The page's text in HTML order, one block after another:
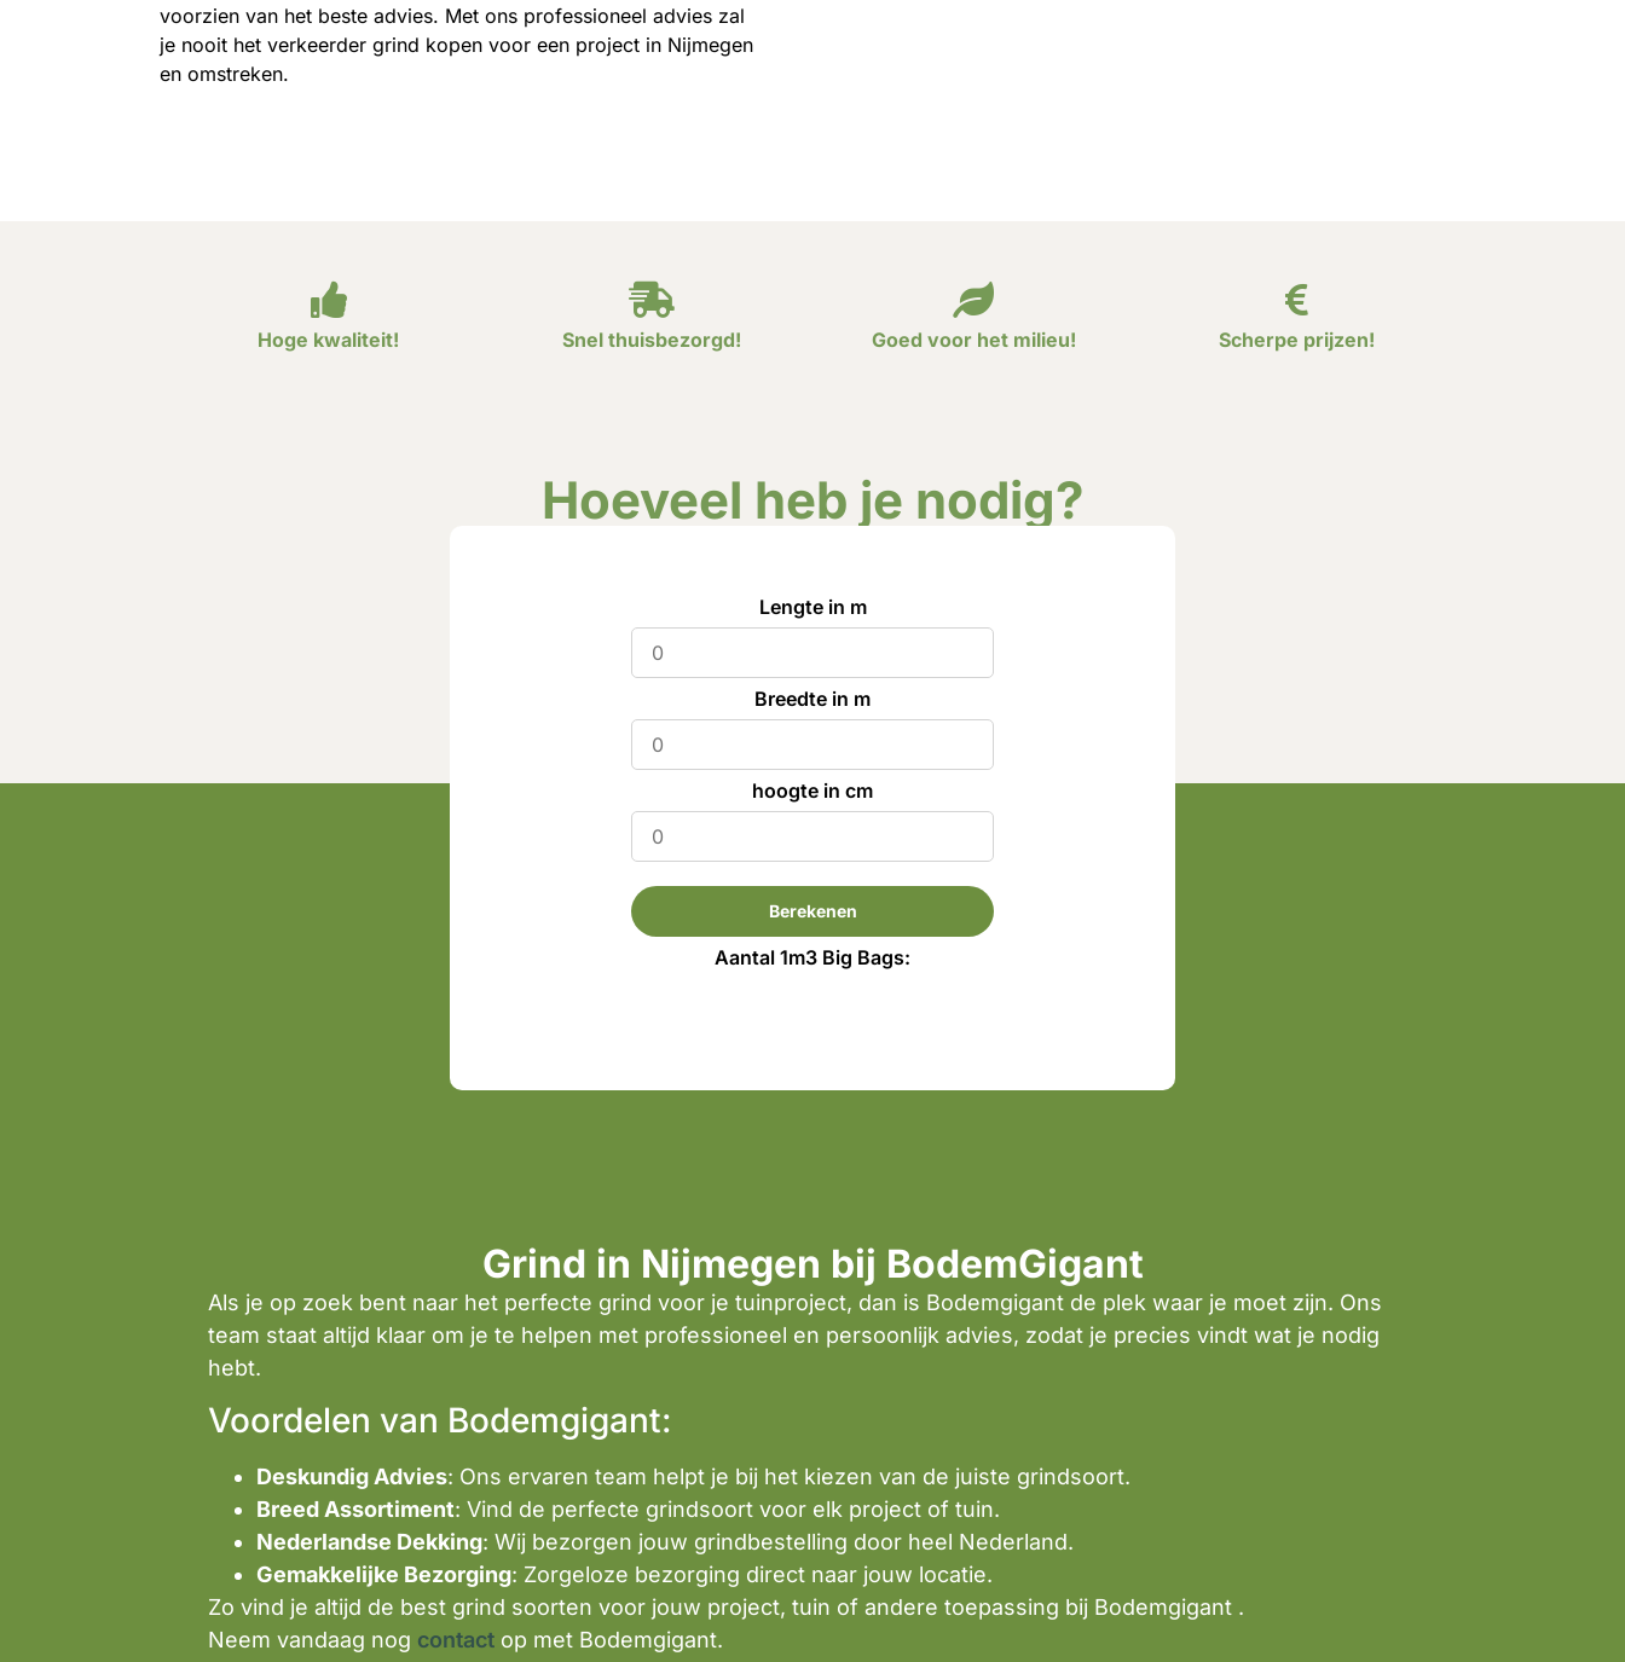
voorzien van het beste advies. Met ons professioneel advies zal
je nooit het verkeerder grind kopen voor een project in Nijmegen
en omstreken.
Hoge kwaliteit! Snel thuisbezorgd! Goed voor het milieu! Scherpe prijzen!
Hoeveel heb je nodig?
Lengte in m
Breedte in m
hoogte in cm
Berekenen
Aantal 1m3 Big Bags:
Grind in Nijmegen bij BodemGigant
Als je op zoek bent naar het perfecte grind voor je tuinproject, dan is Bodemgigant de plek waar je moet zijn. Ons
team staat altijd klaar om je te helpen met professioneel en persoonlijk advies, zodat je precies vindt wat je nodig
hebt.
Voordelen van Bodemgigant:
Deskundig Advies: Ons ervaren team helpt je bij het kiezen van de juiste grindsoort.
Breed Assortiment: Vind de perfecte grindsoort voor elk project of tuin.
Nederlandse Dekking: Wij bezorgen jouw grindbestelling door heel Nederland.
Gemakkelijke Bezorging: Zorgeloze bezorging direct naar jouw locatie.
Zo vind je altijd de best grind soorten voor jouw project, tuin of andere toepassing bij Bodemgigant .
Neem vandaag nog contact op met Bodemgigant.